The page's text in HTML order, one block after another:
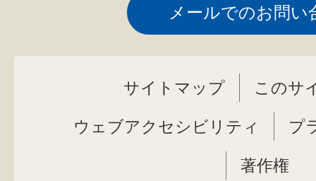
メールでのお問い
サイトマップ このサ
ウェブアクセシビリティ プ
著作権